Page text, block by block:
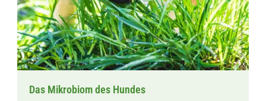
Das Mikrobiom des Hundes